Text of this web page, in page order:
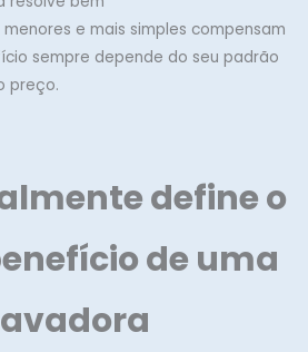
e mais simples compensam
sempre depende do seu padrão
preço.
define o
de uma